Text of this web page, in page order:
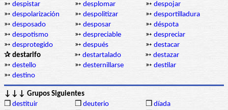
➳ despistar ➳ desplomar ➳ despojar
➳ despolarización ➳ despolitizar ➳ desportilladura
➳ desposado ➳ desposar ➳ déspota
➳ despotismo ➳ despreciable ➳ despreciar
➳ desprotegido ➳ después ➳ destacar
✰ destarifo
➳ destartalado ➳ destazar
➳ destello ➳ desternillarse ➳ destilar
➳ destino
↓↓↓ Grupos Siguientes
❒ destituir ❒ deuterio ❒ díada